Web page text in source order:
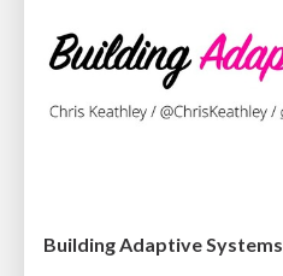
Building Adaptive Systems